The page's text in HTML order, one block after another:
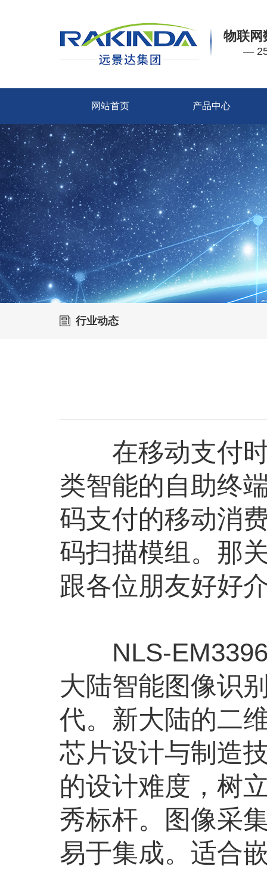
物联网
—
网站首页 产品中心
行业动态
在移动支付时
类智能的自助终
码支付的移动消
码扫描模组。那
跟各位朋友好好
NLS-EM3396
大陆智能图像识
代。新大陆的二
芯片设计与制造
的设计难度，树
秀标杆。图像采
易于集成。适合